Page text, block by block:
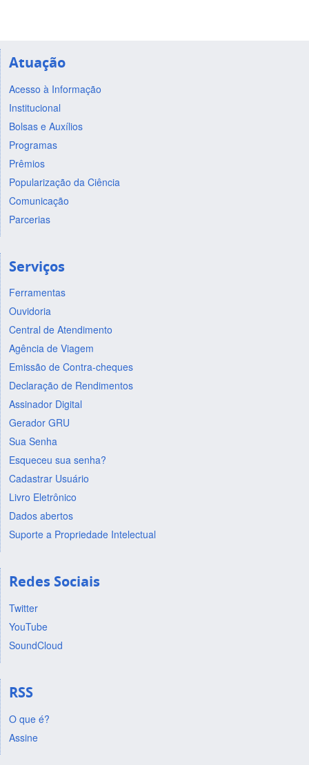
Atuação
Acesso à Informação
Institucional
Bolsas e Auxílios
Programas
Prêmios
Popularização da Ciência
Comunicação
Parcerias
Serviços
Ferramentas
Ouvidoria
Central de Atendimento
Agência de Viagem
Emissão de Contra-cheques
Declaração de Rendimentos
Assinador Digital
Gerador GRU
Sua Senha
Esqueceu sua senha?
Cadastrar Usuário
Livro Eletrônico
Dados abertos
Suporte a Propriedade Intelectual
Redes Sociais
Twitter
YouTube
SoundCloud
RSS
O que é?
Assine